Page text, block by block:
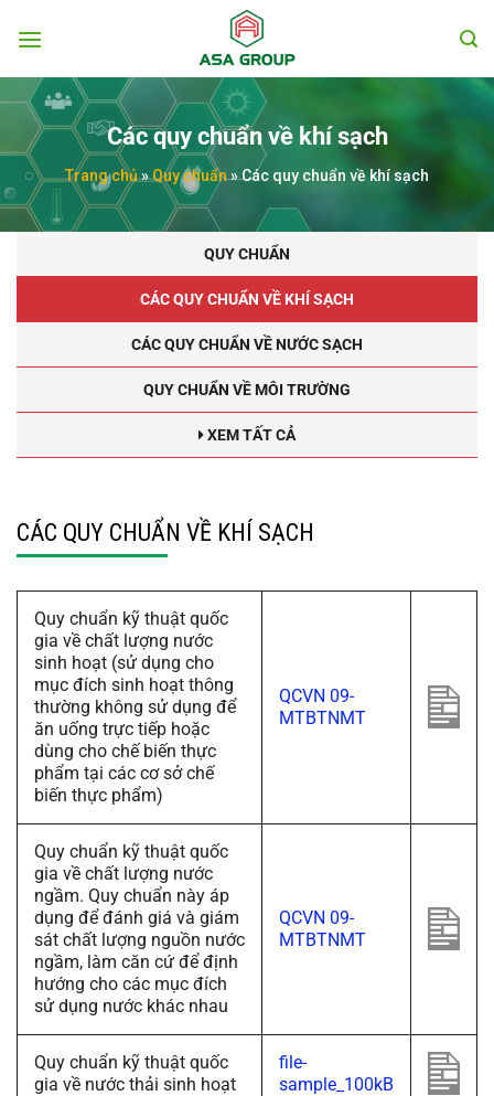
đến
dung
Các quy chuẩn về khí sạch
Trang chủ»Quy chuẩn»Các quy chuẩn về khí sạch
QUY CHUẨN
CÁC QUY CHUẨN VỀ KHÍ SẠCH
CÁC QUY CHUẨN VỀ NƯỚC SẠCH
QUY CHUẨN VỀ MÔI TRƯỜNG
XEM TẤT CẢ
CÁC QUY CHUẨN VỀ KHÍ SẠCH
Quy chuẩn kỹ thuật quốc
gia về chất lượng nước
sinh hoạt (sử dụng cho
mục đích sinh hoạt thông
thường không sử dụng để
ăn uống trực tiếp hoặc
dùng cho chế biến thực
phẩm tại các cơ sở chế
biến thực phẩm)
QCVN 09-
MTBTNMT
Quy chuẩn kỹ thuật quốc
gia về chất lượng nước
ngầm. Quy chuẩn này áp
dụng để đánh giá và giám
sát chất lượng nguồn nước
ngầm, làm căn cứ để định
hướng cho các mục đích
sử dụng nước khác nhau
QCVN 09-
MTBTNMT
Quy chuẩn kỹ thuật quốc
gia về nước thải sinh hoạt
file-
sample_100kB